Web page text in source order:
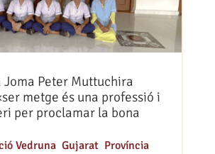
Joma Peter Muttuchira
metge és una professió i
per proclamar la bona
Vedruna, Gujarat, Província